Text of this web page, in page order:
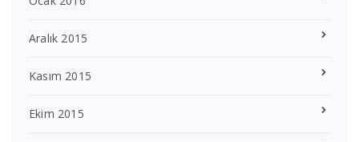
Aralık 2015
Kasım 2015
Ekim 2015